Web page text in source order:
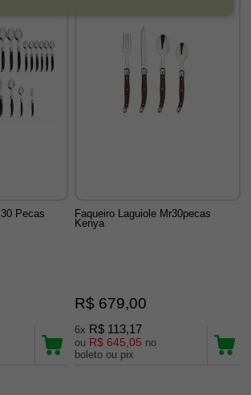
Pecas
Faqueiro Laguiole Mr30pecas
Kenya
R$ 679,00
6x R$ 113,17
ou R$ 645,05 no
boleto ou pix